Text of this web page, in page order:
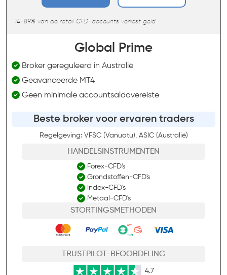
74-89% van de retail CFD-accounts verliest geld
Global Prime
Broker gereguleerd in Australië
Geavanceerde MT4
Geen minimale accountsaldovereiste
Beste broker voor ervaren traders
Regelgeving: VFSC (Vanuatu), ASIC (Australië)
HANDELSINSTRUMENTEN
Forex-CFD's
Grondstoffen-CFD's
Index-CFD's
Metaal-CFD's
STORTINGSMETHODEN
TRUSTPILOT-BEOORDELING
4.7